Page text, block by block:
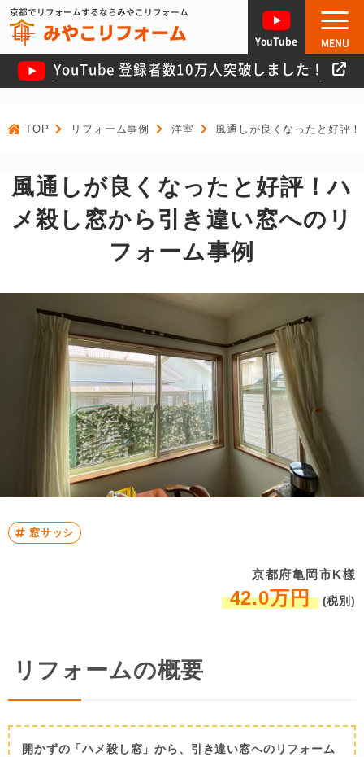
京都でリフォームするならみやこリフォーム
YouTube 登録者数10万人突破しました！
YouTube MENU
TOP リフォーム事例 洋室 風通しが良くなったと好評
風通しが良くなったと好評！ハ
メ殺し窓から引き違い窓へのリ
フォーム事例
窓サッシ
京都府亀岡市K樣
42.0万円 (税別)
リフォームの概要
開かずの「ハメ殺し窓」から、引き違い窓へのリフォーム